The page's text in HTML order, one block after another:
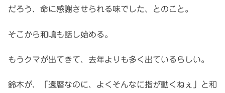
だろう、命に感謝させられる味でした、とのこと。
そこから和嶋も話し始める。
もうクマが出てきて、去年よりも多く出ているらしい。
鈴木が、「還暦なのに、よくそんなに指が動くねぇ」と和